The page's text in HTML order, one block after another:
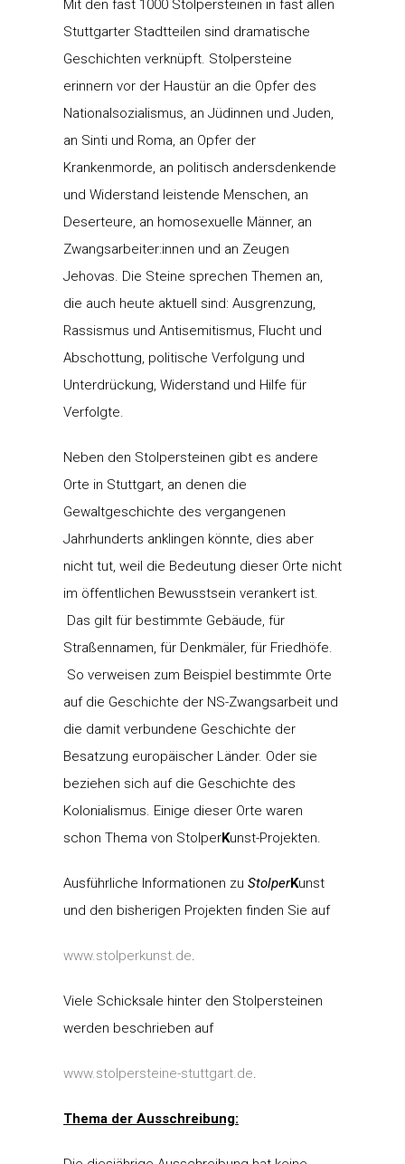
Mit den fast 1000 Stolpersteinen in fast allen
Stuttgarter Stadtteilen sind dramatische
Geschichten verknüpft. Stolpersteine
erinnern vor der Haustür an die Opfer des
Nationalsozialismus, an Jüdinnen und Juden,
an Sinti und Roma, an Opfer der
Krankenmorde, an politisch andersdenkende
und Widerstand leistende Menschen, an
Deserteure, an homosexuelle Männer, an
Zwangsarbeiter:innen und an Zeugen
Jehovas. Die Steine sprechen Themen an,
die auch heute aktuell sind: Ausgrenzung,
Rassismus und Antisemitismus, Flucht und
Abschottung, politische Verfolgung und
Unterdrückung, Widerstand und Hilfe für
Verfolgte.
Neben den Stolpersteinen gibt es andere
Orte in Stuttgart, an denen die
Gewaltgeschichte des vergangenen
Jahrhunderts anklingen könnte, dies aber
nicht tut, weil die Bedeutung dieser Orte nicht
im öffentlichen Bewusstsein verankert ist.
Das gilt für bestimmte Gebäude, für
Straßennamen, für Denkmäler, für Friedhöfe.
So verweisen zum Beispiel bestimmte Orte
auf die Geschichte der NS-Zwangsarbeit und
die damit verbundene Geschichte der
Besatzung europäischer Länder. Oder sie
beziehen sich auf die Geschichte des
Kolonialismus. Einige dieser Orte waren
schon Thema von StolperKunst-Projekten.
Ausführliche Informationen zu StolperKunst
und den bisherigen Projekten finden Sie auf
www.stolperkunst.de.
Viele Schicksale hinter den Stolpersteinen
werden beschrieben auf
www.stolpersteine-stuttgart.de.
Thema der Ausschreibung: